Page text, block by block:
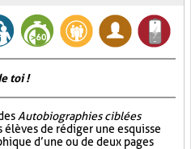
toi !
Autobiographies ciblées
élèves de rédiger une esquisse
d’une ou de deux pages